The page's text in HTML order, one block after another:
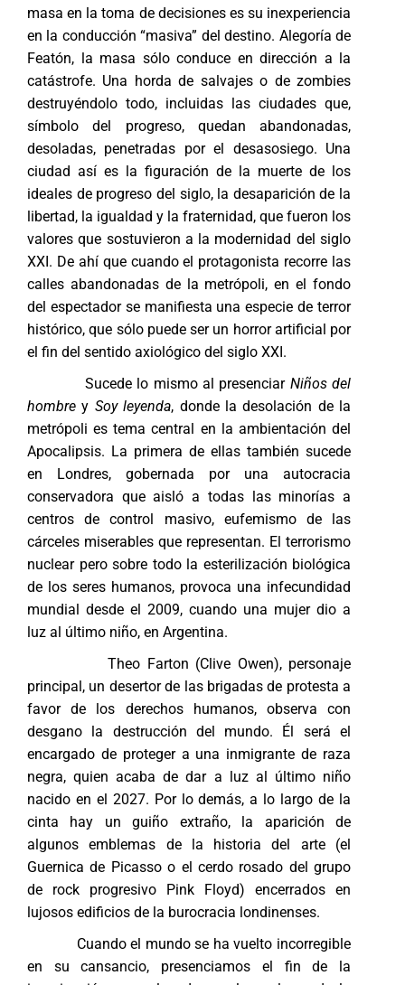
masa en la toma de decisiones es su inexperiencia
en la conducción “masiva” del destino. Alegoría de
Featón, la masa sólo conduce en dirección a la
catástrofe. Una horda de salvajes o de zombies
destruyéndolo todo, incluidas las ciudades que,
símbolo del progreso, quedan abandonadas,
desoladas, penetradas por el desasosiego. Una
ciudad así es la figuración de la muerte de los
ideales de progreso del siglo, la desaparición de la
libertad, la igualdad y la fraternidad, que fueron los
valores que sostuvieron a la modernidad del siglo
XXI. De ahí que cuando el protagonista recorre las
calles abandonadas de la metrópoli, en el fondo
del espectador se manifiesta una especie de terror
histórico, que sólo puede ser un horror artificial por
el fin del sentido axiológico del siglo XXI.
Sucede lo mismo al presenciar Niños del
hombre y Soy leyenda, donde la desolación de la
metrópoli es tema central en la ambientación del
Apocalipsis. La primera de ellas también sucede
en Londres, gobernada por una autocracia
conservadora que aisló a todas las minorías a
centros de control masivo, eufemismo de las
cárceles miserables que representan. El terrorismo
nuclear pero sobre todo la esterilización biológica
de los seres humanos, provoca una infecundidad
mundial desde el 2009, cuando una mujer dio a
luz al último niño, en Argentina.
Theo Farton (Clive Owen), personaje
principal, un desertor de las brigadas de protesta a
favor de los derechos humanos, observa con
desgano la destrucción del mundo. Él será el
encargado de proteger a una inmigrante de raza
negra, quien acaba de dar a luz al último niño
nacido en el 2027. Por lo demás, a lo largo de la
cinta hay un guiño extraño, la aparición de
algunos emblemas de la historia del arte (el
Guernica de Picasso o el cerdo rosado del grupo
de rock progresivo Pink Floyd) encerrados en
lujosos edificios de la burocracia londinenses.
Cuando el mundo se ha vuelto incorregible
en su cansancio, presenciamos el fin de la